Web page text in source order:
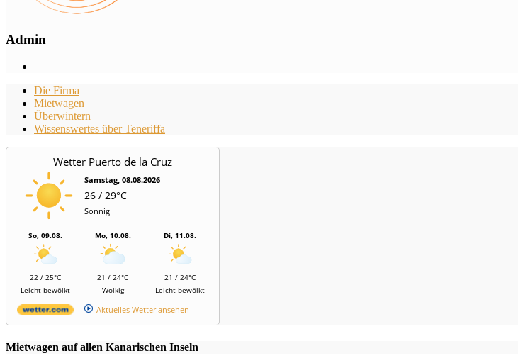
Admin
Die Firma
Mietwagen
Überwintern
Wissenswertes über Teneriffa
Wetter Puerto de la Cruz
Samstag, 08.08.2026
26 / 29°C
Sonnig
So, 09.08.
22 / 25°C
Leicht bewölkt
Mo, 10.08.
21 / 24°C
Wolkig
Di, 11.08.
21 / 24°C
Leicht bewölkt
Aktuelles Wetter ansehen
Mietwagen auf allen Kanarischen Inseln